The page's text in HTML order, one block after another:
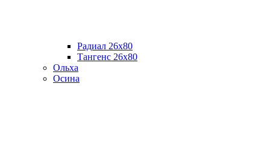
Радиал 26х80
Тангенс 26х80
Ольха
Осина